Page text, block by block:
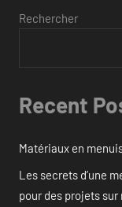
Rechercher
Recent
Matériaux en
Les secrets d’une
pour des projets sur